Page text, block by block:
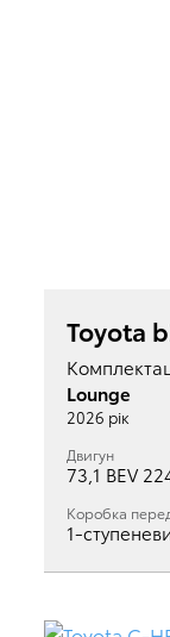
Toyota
Lounge
2026 рік
Двигун
73,1 BEV
Коробка
1-